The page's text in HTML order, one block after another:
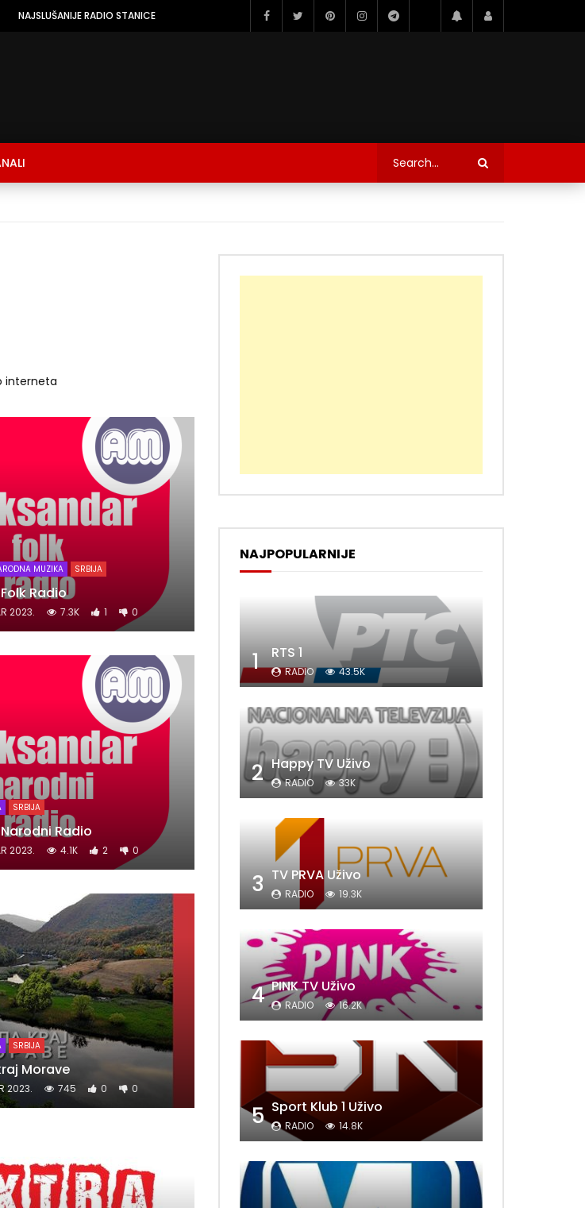
NAJSLUŠANIJE RADIO STANICE
interneta
MUZIKA SRBIJA
Radio
2023. 7.3K 1 0
SRBIJA
Radio
2023. 4.1K 2 0
SRBIJA
Morave
2023. 745 0 0
NAJPOPULARNIJE
1 RTS 1
RADIO 43.5K
2 Happy TV Uživo
RADIO 33K
3 TV PRVA Uživo
RADIO 19.3K
4 PINK TV Uživo
RADIO 16.2K
5 Sport Klub 1 Uživo
RADIO 14.8K